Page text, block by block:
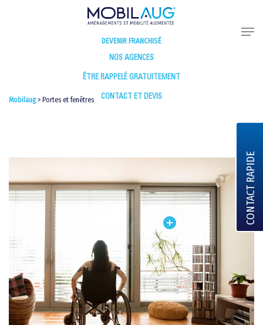
DEVENIR FRANCHISÉ
NOS AGENCES
ÊTRE RAPPELÉ GRATUITEMENT
CONTACT ET DEVIS
Mobilaug> Portes et fenêtres
CONTACT RAPIDE